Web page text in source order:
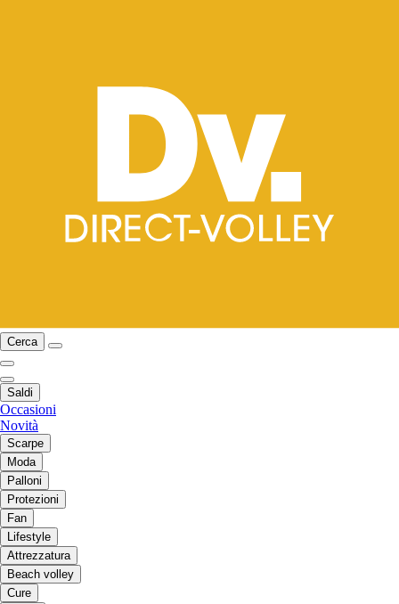
Cerca
Saldi
Occasioni
Novità
Scarpe
Moda
Palloni
Protezioni
Fan
Lifestyle
Attrezzatura
Beach volley
Cure